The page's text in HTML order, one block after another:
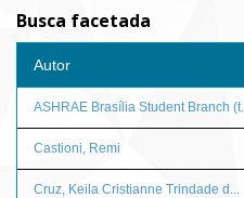
Busca facetada
Autor
ASHRAE Brasília Student Branch (t...
Castioni, Remi
Cruz, Keila Cristianne Trindade d...